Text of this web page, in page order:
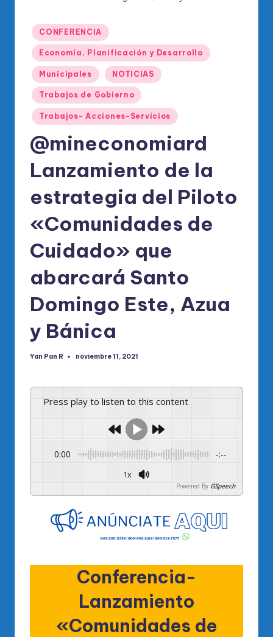
O
ci
al
el
R
M
Publicado
en
CONFERENCIA
Economía, Planificación y Desarrollo
Municipales NOTICIAS
Trabajos de Gobierno
Trabajos- Acciones-Servicios
@mineconomiard
Lanzamiento de la
estrategia del Piloto
«Comunidades de
Cuidado» que
abarcará Santo
Domingo Este, Azua
y Bánica
Publicado
Yan Pan R noviembre 11, 2021
Press play to listen to this content
0:00 -:--
1x
Powered By GSpeech
Conferencia-
Lanzamiento
«Comunidades de